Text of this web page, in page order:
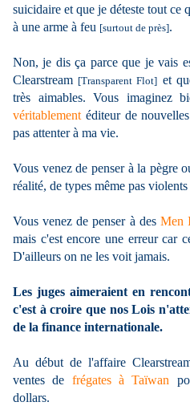
suicidaire et que je déteste tout ce
à une arme à feu [surtout de près].
Non, je dis ça parce que je vais
Clearstream [Transparent Flot] et
très aimables. Vous imaginez
véritablement éditeur de
pas attenter à ma vie.
Vous venez de penser à la pègre
réalité, de types même pas
Vous venez de penser à des Men
mais c'est encore une erreur car
D'ailleurs on ne les voit jamais.
Les juges aimeraient en
c'est à croire que nos Lois
de la finance internationale.
Au début de l'affaire
ventes de frégates à Taïwan
dollars.